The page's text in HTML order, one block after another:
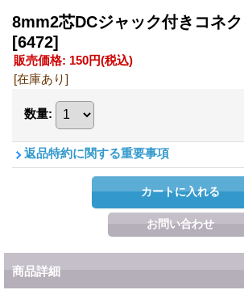
8mm2芯DCジャック付きコネ
[6472]
販売価格: 150円(税込)
[在庫あり]
数量:
返品特約に関する重要事項
商品詳細